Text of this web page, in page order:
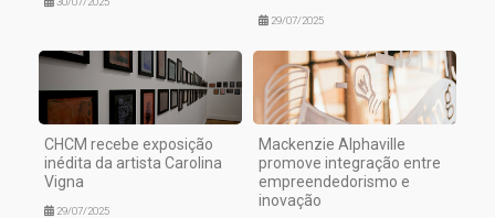
29/07/2025
CHCM recebe exposição
inédita da artista Carolina
Vigna
29/07/2025
Mackenzie Alphaville
promove integração entre
empreendedorismo e
inovação